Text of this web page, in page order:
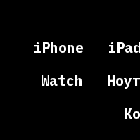
iPhone iPad
Watch